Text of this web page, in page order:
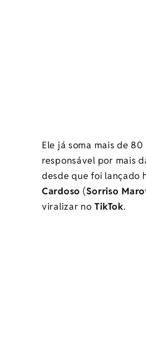
Ele já soma mais de
responsável por mais
desde que foi lançado
Cardoso (Sorriso
viralizar no TikTok.